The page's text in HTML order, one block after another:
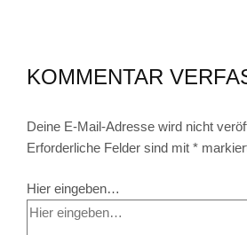
KOMMENTAR
Deine E-Mail-Adresse wird nicht
Erforderliche Felder sind mit*
Hier eingeben…